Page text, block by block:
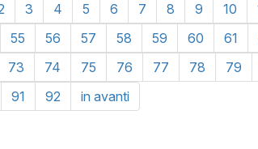
3 4 5 6 7 8 9 10
55 56 57 58 59 60 61
73 74 75 76 77 78 79
91 92 in avanti